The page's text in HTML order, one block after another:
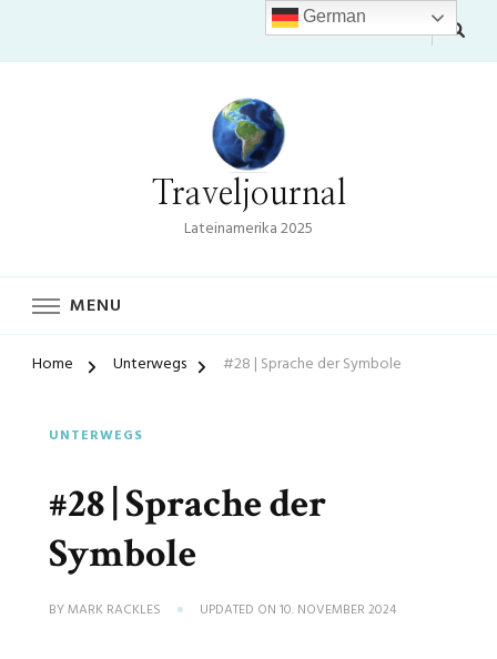
Traveljournal
Lateinamerika 2025
MENU
Home Unterwegs #28 | Sprache der Symbole
UNTERWEGS
#28 | Sprache der
Symbole
BYMARK RACKLES UPDATED ON 10. NOVEMBER 2024
German